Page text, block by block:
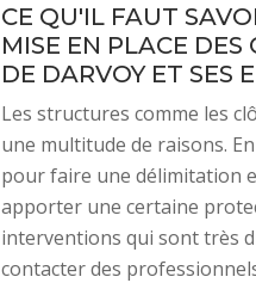
CE QU'IL FAUT
MISE EN PLACE
DE DARVOY ET SES
Les structures comme les
une multitude de raisons.
pour faire une délimitation
apporter une certaine
interventions qui sont très
contacter des